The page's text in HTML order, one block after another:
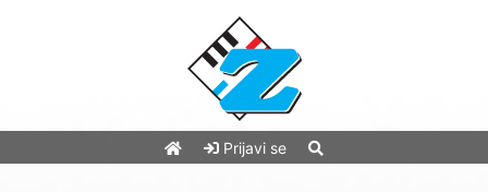
Prijavi se